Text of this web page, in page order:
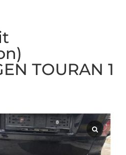
TOURAN 1